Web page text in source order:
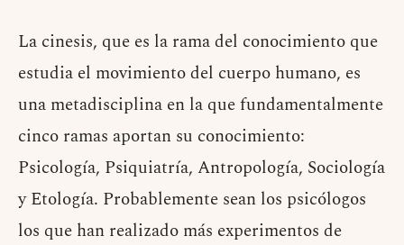
La cinesis, que es la rama del conocimiento que
estudia el movimiento del cuerpo humano, es
una metadisciplina en la que fundamentalmente
cinco ramas aportan su conocimiento:
Psicología, Psiquiatría, Antropología, Sociología
y Etología. Probablemente sean los psicólogos
los que han realizado más experimentos de